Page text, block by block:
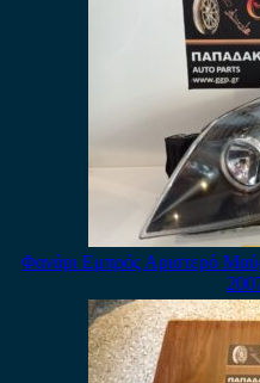
Φανάρι Εμπρός Αριστερό